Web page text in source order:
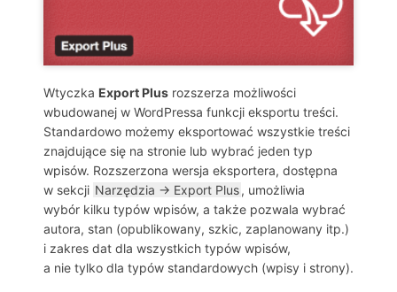
Wtyczka Export Plus rozszerza możliwości
wbudowanej w WordPressa funkcji eksportu treści.
Standardowo możemy eksportować wszystkie treści
znajdujące się na stronie lub wybrać jeden typ
wpisów. Rozszerzona wersja eksportera, dostępna
w sekcji Narzędzia → Export Plus, umożliwia
wybór kilku typów wpisów, a także pozwala wybrać
autora, stan (opublikowany, szkic, zaplanowany itp.)
i zakres dat dla wszystkich typów wpisów,
a nie tylko dla typów standardowych (wpisy i strony).